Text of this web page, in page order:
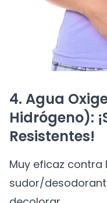
4. Agua
Hidrógeno):
Resistentes!
Muy eficaz
sudor/